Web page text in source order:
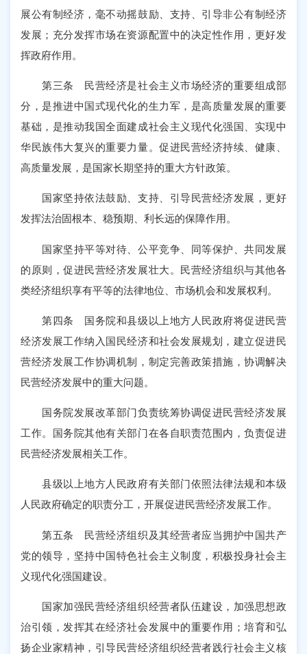
展公有制经济，毫不动摇鼓励、支持、引导非公有制经济
发展；充分发挥市场在资源配置中的决定性作用，更好发
挥政府作用。
第三条 民营经济是社会主义市场经济的重要组成部
分，是推进中国式现代化的生力军，是高质量发展的重要
基础，是推动我国全面建成社会主义现代化强国、实现中
华民族伟大复兴的重要力量。促进民营经济持续、健康、
高质量发展，是国家长期坚持的重大方针政策。
国家坚持依法鼓励、支持、引导民营经济发展，更好
发挥法治固根本、稳预期、利长远的保障作用。
国家坚持平等对待、公平竞争、同等保护、共同发展
的原则，促进民营经济发展壮大。民营经济组织与其他各
类经济组织享有平等的法律地位、市场机会和发展权利。
第四条 国务院和县级以上地方人民政府将促进民营
经济发展工作纳入国民经济和社会发展规划，建立促进民
营经济发展工作协调机制，制定完善政策措施，协调解决
民营经济发展中的重大问题。
国务院发展改革部门负责统筹协调促进民营经济发展
工作。国务院其他有关部门在各自职责范围内，负责促进
民营经济发展相关工作。
县级以上地方人民政府有关部门依照法律法规和本级
人民政府确定的职责分工，开展促进民营经济发展工作。
第五条 民营经济组织及其经营者应当拥护中国共产
党的领导，坚持中国特色社会主义制度，积极投身社会主
义现代化强国建设。
国家加强民营经济组织经营者队伍建设，加强思想政
治引领，发挥其在经济社会发展中的重要作用；培育和弘
扬企业家精神，引导民营经济组织经营者践行社会主义核